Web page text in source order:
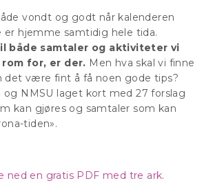
vondt og godt når kalenderen
er hjemme samtidig hele tida.
både samtaler og aktiviteter vi
for, er der. Men hva skal vi finne
det være fint å få noen gode tips?
og NMSU laget kort med 27 forslag
kan gjøres og samtaler som kan
tiden».
ned en gratis PDF med tre ark.